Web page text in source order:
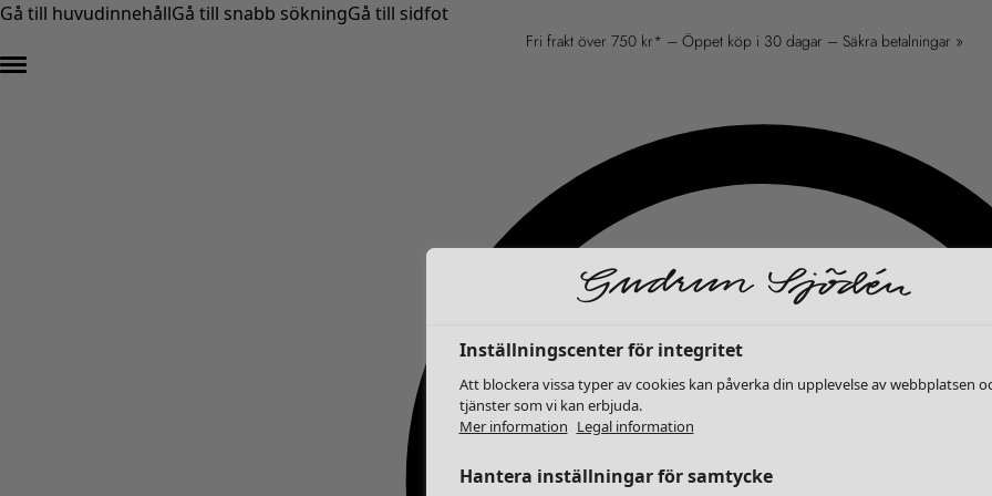
Gå till huvudinnehållGå till snabb sökningGå till sidfot
Fri frakt över 750 kr* – Öppet köp i 30 dagar – Säkra betalningar »
Inställningscenter för integritet
Att blockera vissa typer av cookies kan påverka din upplevelse av webbplatsen
tjänster som vi kan erbjuda.
Mer information Legal information
Hantera inställningar för samtycke